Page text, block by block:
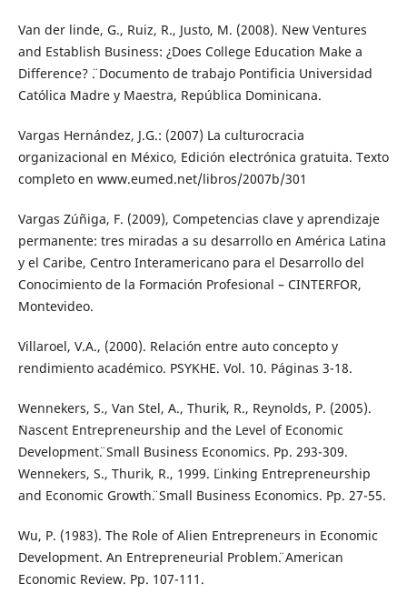
Van der linde, G., Ruiz, R., Justo, M. (2008). ¨New Ventures
and Establish Business: ¿Does College Education Make a
Difference? ¨. Documento de trabajo Pontificia Universidad
Católica Madre y Maestra, República Dominicana.
Vargas Hernández, J.G.: (2007) La culturocracia
organizacional en México, Edición electrónica gratuita. Texto
completo en www.eumed.net/libros/2007b/301
Vargas Zúñiga, F. (2009), Competencias clave y aprendizaje
permanente: tres miradas a su desarrollo en América Latina
y el Caribe, Centro Interamericano para el Desarrollo del
Conocimiento de la Formación Profesional – CINTERFOR,
Montevideo.
Villaroel, V.A., (2000). Relación entre auto concepto y
rendimiento académico. PSYKHE. Vol. 10. Páginas 3-18.
Wennekers, S., Van Stel, A., Thurik, R., Reynolds, P. (2005).
¨Nascent Entrepreneurship and the Level of Economic
Development¨. Small Business Economics. Pp. 293-309.
Wennekers, S., Thurik, R., 1999. ¨Linking Entrepreneurship
and Economic Growth¨. Small Business Economics. Pp. 27-55.
Wu, P. (1983). ¨The Role of Alien Entrepreneurs in Economic
Development. An Entrepreneurial Problem¨. American
Economic Review. Pp. 107-111.